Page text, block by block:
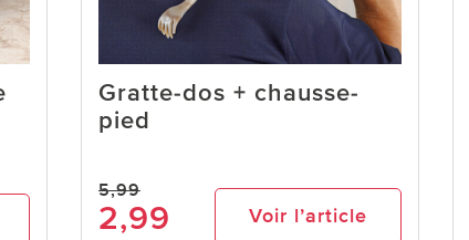
Gratte-dos + chausse-
pied
5,99
2,99 Voir l’article